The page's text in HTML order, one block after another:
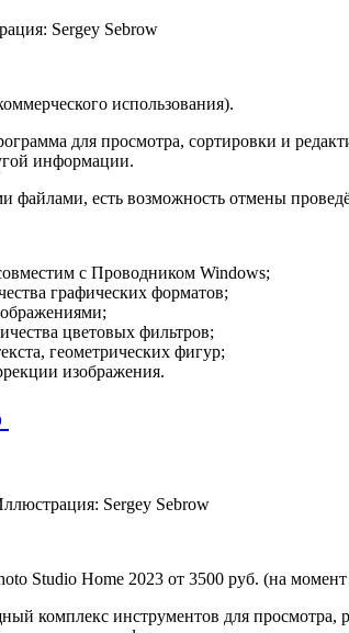
Sergey Sebrow
использования).
для просмотра, сортировки и
информации.
файлами, есть возможность отмены
с Проводником Windows;
графических форматов;
цветовых фильтров;
геометрических фигур;
изображения.
Sergey Sebrow
Studio Home 2023 от 3500 руб. (на
комплекс инструментов для просмотра,